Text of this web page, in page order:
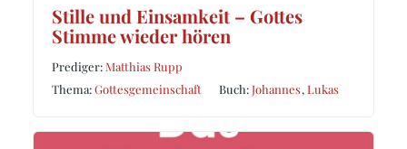
Stille und Einsamkeit – Gottes
Stimme wieder hören
Prediger: Matthias Rupp
Thema:Gottesgemeinschaft Buch: Johannes, Lukas